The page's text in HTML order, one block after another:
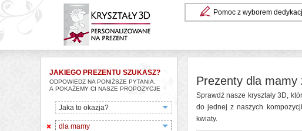
Pomoc z wyborem
JAKIEGO PREZENTU SZUKASZ?
ODPOWIEDZ NA PONIŻSZE PYTANIA,
A POKAŻEMY CI NASZE PROPOZYCJE
Jaka to okazja?
dla mamy
Prezenty dla mamy
Sprawdź nasze kryształy 3D,
do jednej z naszych
kwiaty.